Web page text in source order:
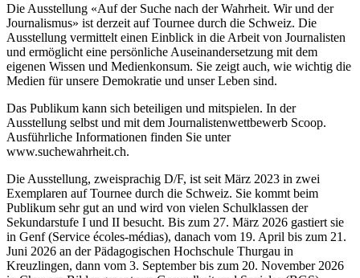
Die Ausstellung «Auf der Suche nach der Wahrheit. Wir und der
Journalismus» ist derzeit auf Tournee durch die Schweiz. Die
Ausstellung vermittelt einen Einblick in die Arbeit von Journalisten
und ermöglicht eine persönliche Auseinandersetzung mit dem
eigenen Wissen und Medienkonsum. Sie zeigt auch, wie wichtig die
Medien für unsere Demokratie und unser Leben sind.
Das Publikum kann sich beteiligen und mitspielen. In der
Ausstellung selbst und mit dem Journalistenwettbewerb Scoop.
Ausführliche Informationen finden Sie unter
www.suchewahrheit.ch.
Die Ausstellung, zweisprachig D/F, ist seit März 2023 in zwei
Exemplaren auf Tournee durch die Schweiz. Sie kommt beim
Publikum sehr gut an und wird von vielen Schulklassen der
Sekundarstufe I und II besucht. Bis zum 27. März 2026 gastiert sie
in Genf (Service écoles-médias), danach vom 19. April bis zum 21.
Juni 2026 an der Pädagogischen Hochschule Thurgau in
Kreuzlingen, dann vom 3. September bis zum 20. November 2026